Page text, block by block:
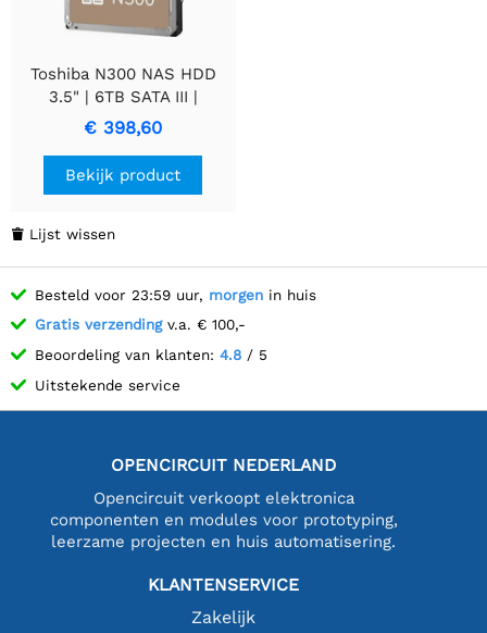
Toshiba N300 NAS HDD
3.5" | 6TB SATA III |
7200RPM
€ 398,60
Bekijk product
 Lijst wissen
Besteld voor 23:59 uur, morgen in huis
Gratis verzendingv.a. € 100,-
Beoordeling van klanten: 4.8 / 5
Uitstekende service
OPENCIRCUIT NEDERLAND
Opencircuit verkoopt elektronica
componenten en modules voor prototyping,
leerzame projecten en huis automatisering.
KLANTENSERVICE
Zakelijk